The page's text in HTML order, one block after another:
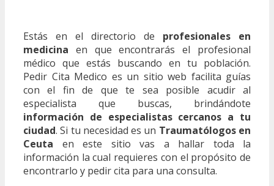
Estás en el directorio de profesionales en
medicina en que encontrarás el profesional
médico que estás buscando en tu población.
Pedir Cita Medico es un sitio web facilita guías
con el fin de que te sea posible acudir al
especialista que buscas, brindándote
información de especialistas cercanos a tu
ciudad. Si tu necesidad es un Traumatólogos en
Ceuta en este sitio vas a hallar toda la
información la cual requieres con el propósito de
encontrarlo y pedir cita para una consulta.